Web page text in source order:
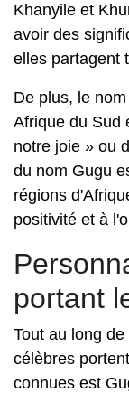
Khanyile et
avoir des
elles partagent
De plus, le
Afrique du Sud
notre joie » ou
du nom Gugu
régions
positivité et à
portant
Tout au long
célèbres
connues est